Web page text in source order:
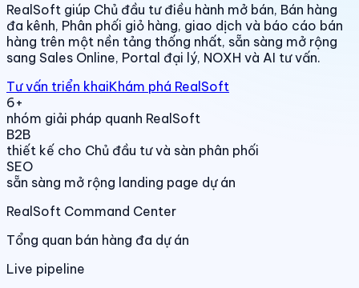
RealSoft giúp Chủ đầu tư điều hành mở bán, Bán hàng
đa kênh, Phân phối giỏ hàng, giao dịch và báo cáo bán
hàng trên một nền tảng thống nhất, sẵn sàng mở rộng
sang Sales Online, Portal đại lý, NOXH và AI tư vấn.
Tư vấn triển khaiKhám phá RealSoft
6+
nhóm giải pháp quanh RealSoft
B2B
thiết kế cho Chủ đầu tư và sàn phân phối
SEO
sẵn sàng mở rộng landing page dự án
RealSoft Command Center
Tổng quan bán hàng đa dự án
Live pipeline